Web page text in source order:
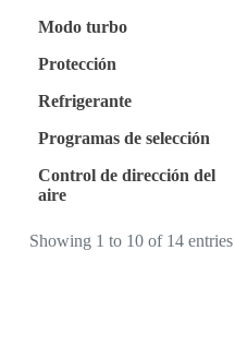
Modo turbo
Protección
Refrigerante
Programas de selección
Control de dirección del
aire
Showing 1 to 10 of 14 entries